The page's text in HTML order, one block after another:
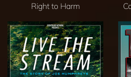
Right to Harm